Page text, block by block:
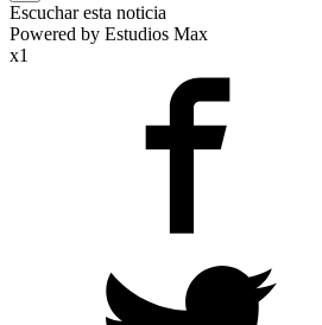
Escuchar esta noticia
Powered by Estudios Max
x1